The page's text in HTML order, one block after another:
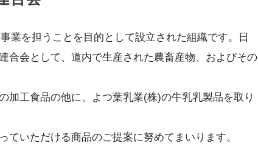
業を担うことを目的として設立された組織です。日
合会として、道内で生産された農畜産物、およびその
工食品の他に、よつ葉乳業(株)の牛乳乳製品を取り
ていただける商品のご提案に努めてまいります。